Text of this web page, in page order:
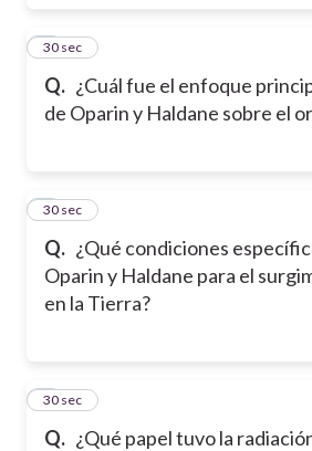
Q. ¿Cuál fue el enfoque
de Oparin y Haldane sobre el
7
30 sec
Q. ¿Qué condiciones
Oparin y Haldane para el
en la Tierra?
8
30 sec
Q. ¿Qué papel tuvo la
9
30 sec